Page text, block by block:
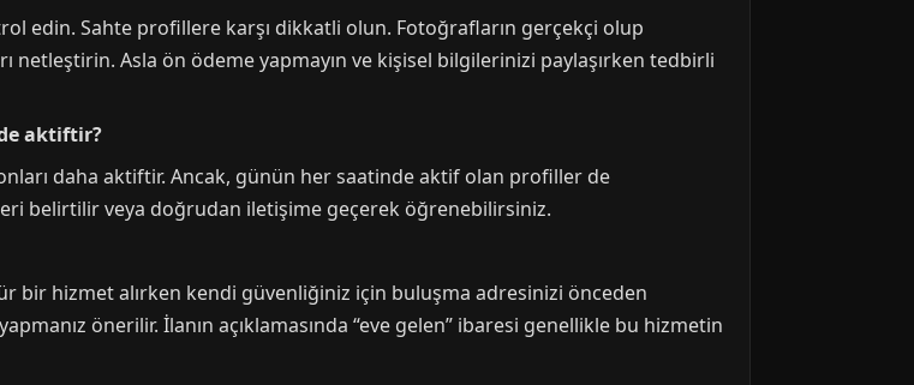
edin. Sahte profillere karşı dikkatli olun. Fotoğrafların gerçekçi olup
netleştirin. Asla ön ödeme yapmayın ve kişisel bilgilerinizi paylaşırken tedbirli
aktiftir?
daha aktiftir. Ancak, günün her saatinde aktif olan profiller de
belirtilir veya doğrudan iletişime geçerek öğrenebilirsiniz.
bir hizmet alırken kendi güvenliğiniz için buluşma adresinizi önceden
önerilir. İlanın açıklamasında “eve gelen” ibaresi genellikle bu hizmetin